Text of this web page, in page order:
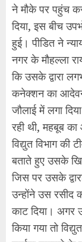
ने मौके पर पहुंच
दिया, इस बीच
हुई। पीडित ने
नगर के मौहल्ला
कि उसके द्वारा
कनेक्शन का आदेवन
जौलाई में लगा
रही थी, महबूब
विद्युत विभाग की
बताते हुए उसके
जिस पर उसके
उन्होंने उस रसीद
काट दिया। अगर
किया गया तो